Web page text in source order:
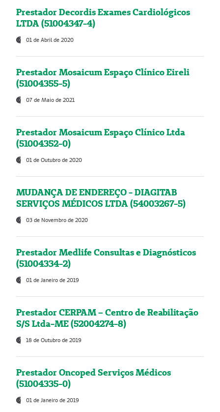
Prestador Decordis Exames Cardiológicos
LTDA (51004347-4)
01 de Abril de 2020
Prestador Mosaicum Espaço Clínico Eireli
(51004355-5)
07 de Maio de 2021
Prestador Mosaicum Espaço Clínico Ltda
(51004352-0)
01 de Outubro de 2020
MUDANÇA DE ENDEREÇO - DIAGITAB
SERVIÇOS MÉDICOS LTDA (54003267-5)
03 de Novembro de 2020
Prestador Medlife Consultas e Diagnósticos
(51004334-2)
01 de Janeiro de 2019
Prestador CERPAM – Centro de Reabilitação
S/S Ltda-ME (52004274-8)
18 de Outubro de 2019
Prestador Oncoped Serviços Médicos
(51004335-0)
01 de Janeiro de 2019